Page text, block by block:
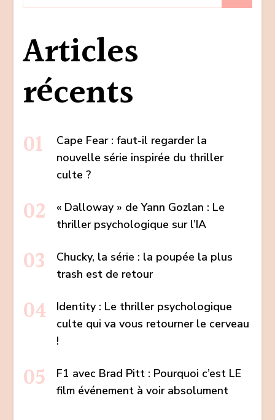
Articles
récents
Cape Fear : faut-il regarder la
nouvelle série inspirée du thriller
culte ?
« Dalloway » de Yann Gozlan : Le
thriller psychologique sur l’IA
Chucky, la série : la poupée la plus
trash est de retour
Identity : Le thriller psychologique
culte qui va vous retourner le cerveau
!
F1 avec Brad Pitt : Pourquoi c’est LE
film événement à voir absolument